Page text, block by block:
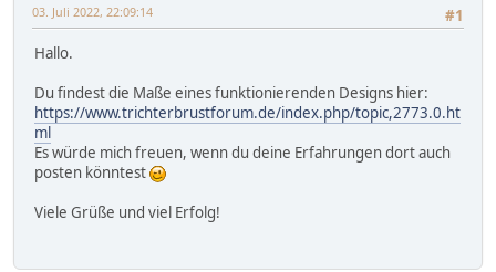
#1
03. Juli 2022, 22:09:14
Hallo.
Du findest die Maße eines funktionierenden Designs hier:
https://www.trichterbrustforum.de/index.php/topic,2773.0.ht
ml
Es würde mich freuen, wenn du deine Erfahrungen dort auch
posten könntest
Viele Grüße und viel Erfolg!